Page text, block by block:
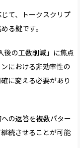
て、トークスクリプ
る鍵です。
後の工数削減」に焦点
における非効率性の
に変える必要があり
の返答を複数パター
続させることが可能